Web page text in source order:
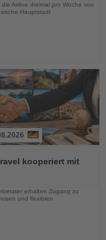
Airline dreimal pro Woche von
Hauptstadt
kooperiert mit
erhalten Zugang zu
und flexiblen